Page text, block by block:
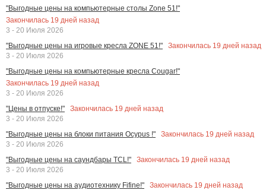
"Выгодные цены на компьютерные столы Zone 51!"
Закончилась 19 дней назад
3 - 20 Июля 2026
"Выгодные цены на игровые кресла ZONE 51!"
Закончилась 19 дней назад
3 - 20 Июля 2026
"Выгодные цены на компьютерные кресла Cougar!"
Закончилась 19 дней назад
3 - 20 Июля 2026
"Цены в отпуске!"
Закончилась 19 дней назад
3 - 20 Июля 2026
"Выгодные цены на блоки питания Ocypus !"
Закончилась 19 дней назад
3 - 20 Июля 2026
"Выгодные цены на саундбары TCL!"
Закончилась 19 дней назад
3 - 20 Июля 2026
"Выгодные цены на аудиотехнику Fifine!"
Закончилась 19 дней назад